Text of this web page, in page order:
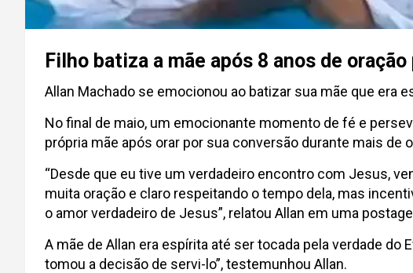
Filho batiza a mãe após 8 anos de
Allan Machado se emocionou ao batizar sua mãe que era
No final de maio, um emocionante momento de fé e
própria mãe após orar por sua conversão durante mais de
“Desde que eu tive um verdadeiro encontro com Jesus,
muita oração e claro respeitando o tempo dela, mas
o amor verdadeiro de Jesus”, relatou Allan em uma
A mãe de Allan era espírita até ser tocada pela verdade
tomou a decisão de servi-lo”, testemunhou Allan.